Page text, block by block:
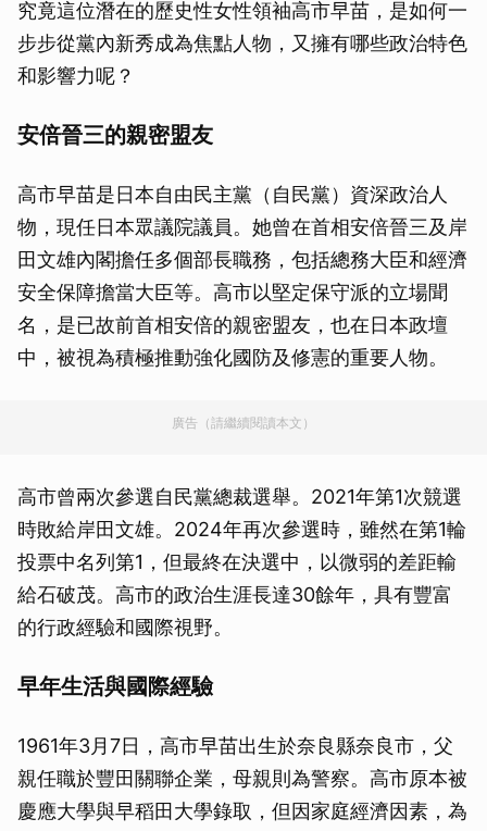
究竟這位潛在的歷史性女性領袖高市早苗，是如何一
步步從黨內新秀成為焦點人物，又擁有哪些政治特色
和影響力呢？
安倍晉三的親密盟友
高市早苗是日本自由民主黨（自民黨）資深政治人
物，現任日本眾議院議員。她曾在首相安倍晉三及岸
田文雄內閣擔任多個部長職務，包括總務大臣和經濟
安全保障擔當大臣等。高市以堅定保守派的立場聞
名，是已故前首相安倍的親密盟友，也在日本政壇
中，被視為積極推動強化國防及修憲的重要人物。
廣告（請繼續閱讀本文）
高市曾兩次參選自民黨總裁選舉。2021年第1次競選
時敗給岸田文雄。2024年再次參選時，雖然在第1輪
投票中名列第1，但最終在決選中，以微弱的差距輸
給石破茂。高市的政治生涯長達30餘年，具有豐富
的行政經驗和國際視野。
早年生活與國際經驗
1961年3月7日，高市早苗出生於奈良縣奈良市，父
親任職於豐田關聯企業，母親則為警察。高市原本被
慶應大學與早稻田大學錄取，但因家庭經濟因素，為